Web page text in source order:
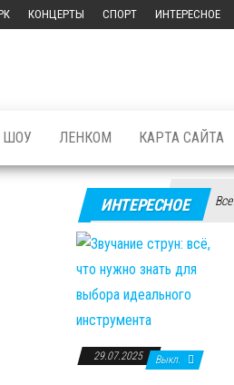
КОНЦЕРТЫ СПОРТ ИНТЕРЕСНОЕ
ШОУ ЛЕНКОМ КАРТА САЙТА
ИНТЕРЕСНОЕ Все
29.07.2025 Выкл.